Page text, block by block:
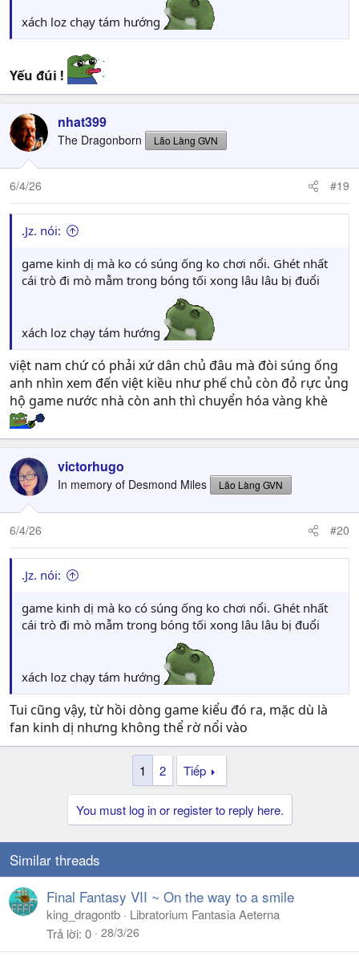
xách loz chạy tám hướng
Yếu đúi !
nhat399
The Dragonborn Lão Làng GVN
6/4/26 #19
.Jz. nói:
game kinh dị mà ko có súng ống ko chơi nổi. Ghét nhất
cái trò đi mò mẫm trong bóng tối xong lâu lâu bị đuổi
xách loz chạy tám hướng
việt nam chứ có phải xứ dân chủ đâu mà đòi súng ống
anh nhìn xem đến việt kiều như phế chủ còn đỏ rực ủng
hộ game nước nhà còn anh thì chuyển hóa vàng khè
victorhugo
In memory of Desmond Miles Lão Làng GVN
6/4/26 #20
.Jz. nói:
game kinh dị mà ko có súng ống ko chơi nổi. Ghét nhất
cái trò đi mò mẫm trong bóng tối xong lâu lâu bị đuổi
xách loz chạy tám hướng
Tui cũng vậy, từ hồi dòng game kiểu đó ra, mặc dù là
fan kinh dị nhưng không thể rờ nổi vào
1 2 Tiếp
You must log in or register to reply here.
Similar threads
Final Fantasy VII ~ On the way to a smile
king_dragontb
Libratorium Fantasia Aeterna
Trả lời 0 28/3/26